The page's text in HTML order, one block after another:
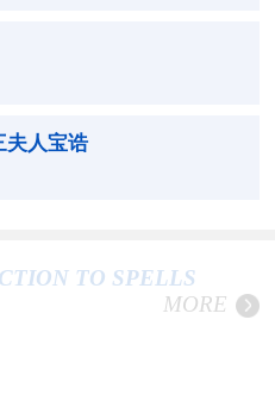
夫人宝诰
TO SPELLS
MORE